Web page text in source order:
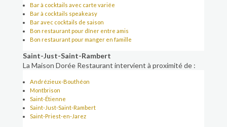
Bar à cocktails avec carte variée
Bar à cocktails speakeasy
Bar avec cocktails de saison
Bon restaurant pour dîner entre amis
Bon restaurant pour manger en famille
Saint-Just-Saint-Rambert
La Maison Dorée Restaurant intervient à proximité de :
Andrézieux-Bouthéon
Montbrison
Saint-Étienne
Saint-Just-Saint-Rambert
Saint-Priest-en-Jarez